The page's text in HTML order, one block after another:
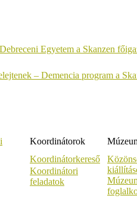
Egyetem a Skanzen
– Demencia program a
Koordinátorok
Koordinátorkereső
Koordinátori
feladatok